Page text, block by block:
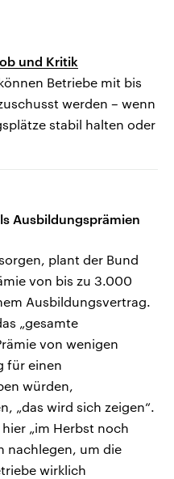
und Kritik
Betriebe mit bis
werden – wenn
stabil halten oder
Ausbildungsprämien
plant der Bund
von bis zu 3.000
Ausbildungsvertrag.
„gesamte
von wenigen
für einen
würden,
„das wird sich zeigen“.
„im Herbst noch
nachlegen, um die
wirklich